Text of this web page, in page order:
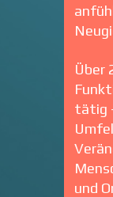
Über
tätig
und